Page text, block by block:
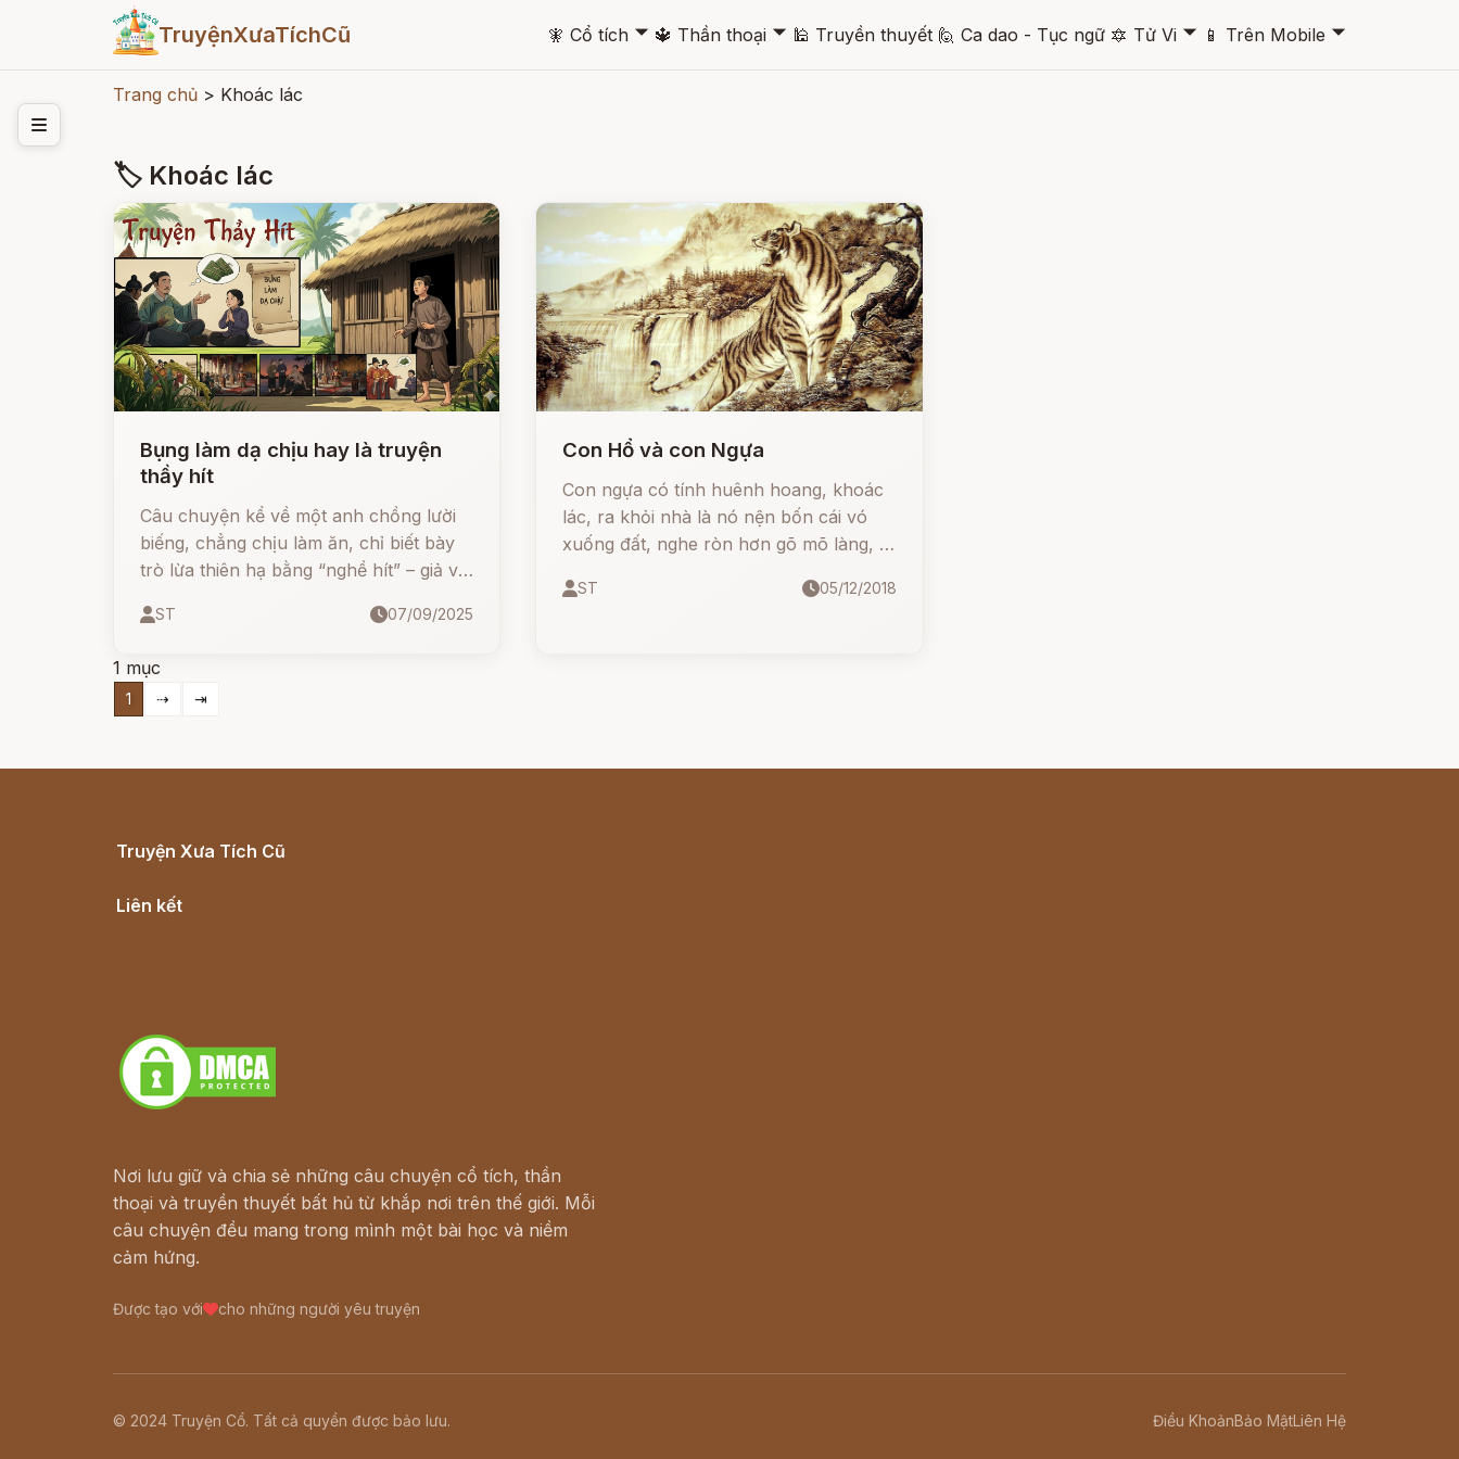
TruyệnXưaTíchCũ 🧚 Cổ tích 🞃 🔱 Thần thoại 🞃 🕌 Truyền thuyết 🙋 Ca dao - Tục ngữ 🔯 Tử Vi 🞃 📱 Trên Mobile 🞃
Trang chủ > Khoác lác
🏷 Khoác lác
Bụng làm dạ chịu hay là truyện
thầy hít
Câu chuyện kể về một anh chồng lười
biếng, chẳng chịu làm ăn, chỉ biết bày
trò lừa thiên hạ bằng “nghề hít” – giả vờ
và may mắn, anh ta liên tiếp thoát hiểm,
cho đến việc giúp vua tìm lại bảo vật bị
đánh cắp.
ST 07/09/2025
Con Hổ và con Ngựa
Con ngựa có tính huênh hoang, khoác
lác, ra khỏi nhà là nó nện bốn cái vó
xuống đất, nghe ròn hơn gõ mõ làng, hí
chưa sáng hẳn, ngựa còn đang ngủ say,
ST 05/12/2018
1 mục
1 ⇢ ⇥
Truyện Xưa Tích Cũ
Liên kết
Nơi lưu giữ và chia sẻ những câu chuyện cổ tích, thần
thoại và truyền thuyết bất hủ từ khắp nơi trên thế giới. Mỗi
câu chuyện đều mang trong mình một bài học và niềm
cảm hứng.
Được tạo với cho những người yêu truyện
© 2024 Truyện Cổ. Tất cả quyền được bảo lưu. Điều KhoảnBảo MậtLiên Hệ